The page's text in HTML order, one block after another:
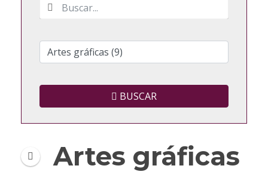
BUSCAR
Artes gráficas